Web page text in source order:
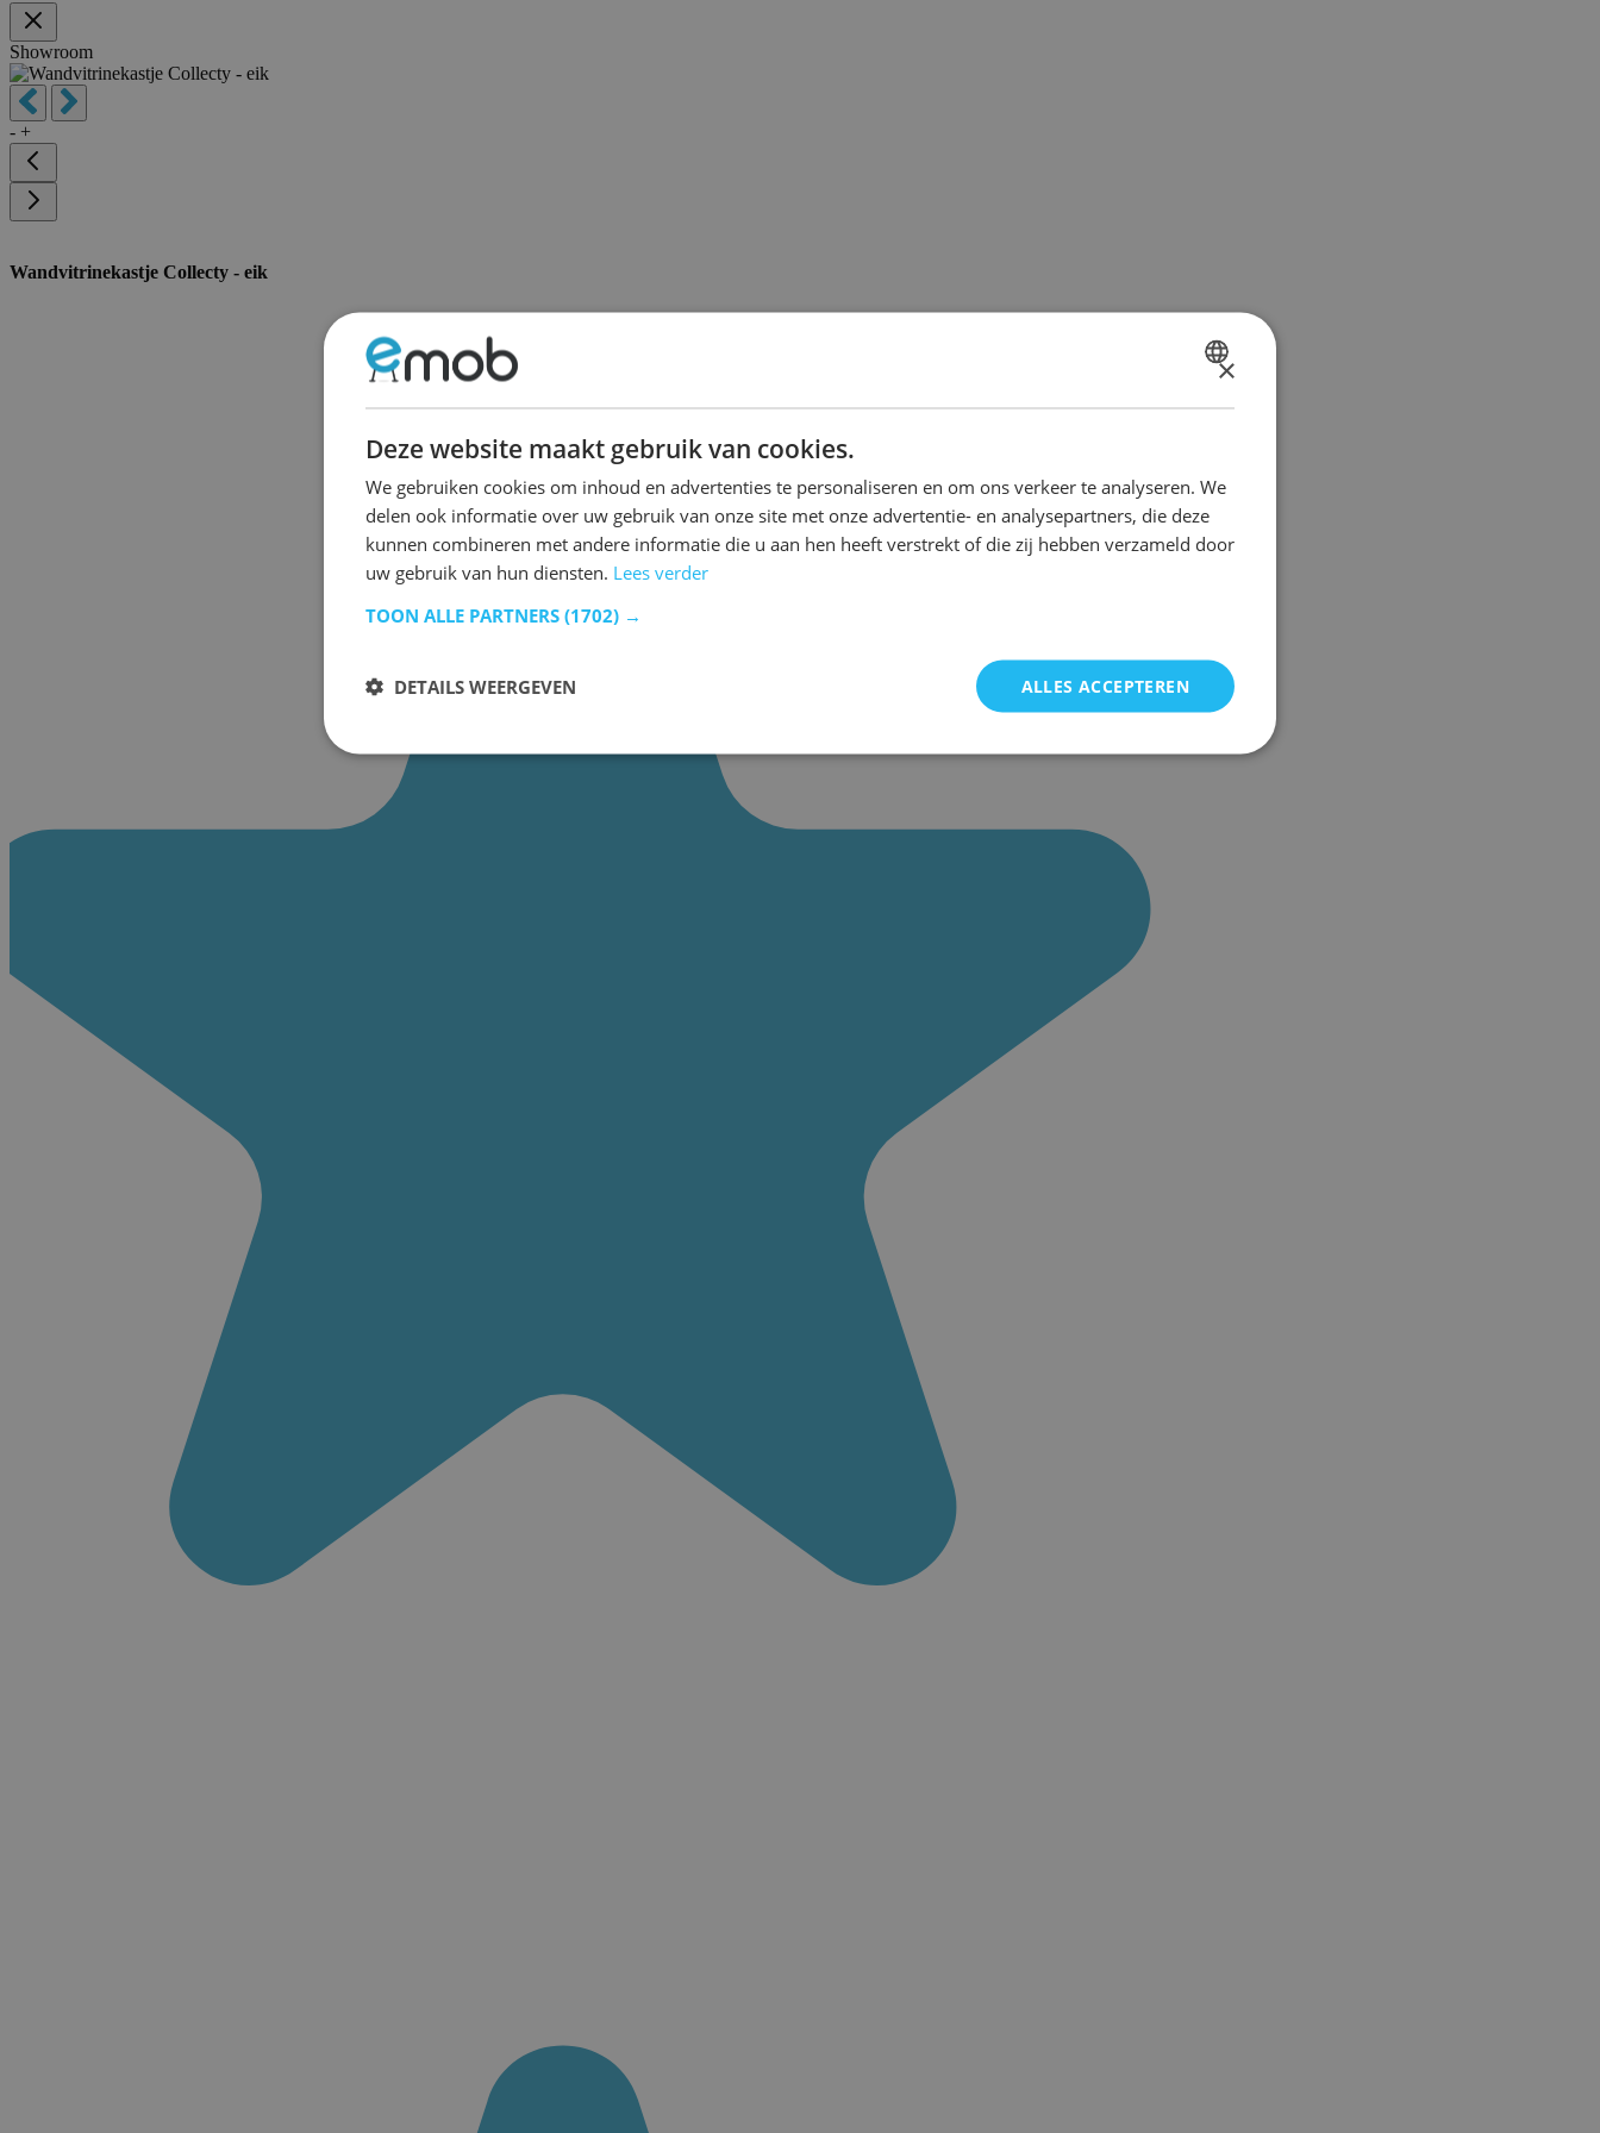
Showroom
- +
Wandvitrinekastje Collecty - eik
×
Deze website maakt gebruik van cookies.
We gebruiken cookies om inhoud en advertenties te personaliseren en om ons verkeer te analyseren. We
delen ook informatie over uw gebruik van onze site met onze advertentie- en analysepartners, die deze
kunnen combineren met andere informatie die u aan hen heeft verstrekt of die zij hebben verzameld door
uw gebruik van hun diensten. Lees verder
TOON ALLE PARTNERS (1702) →
ALLES ACCEPTEREN
DETAILS WEERGEVEN